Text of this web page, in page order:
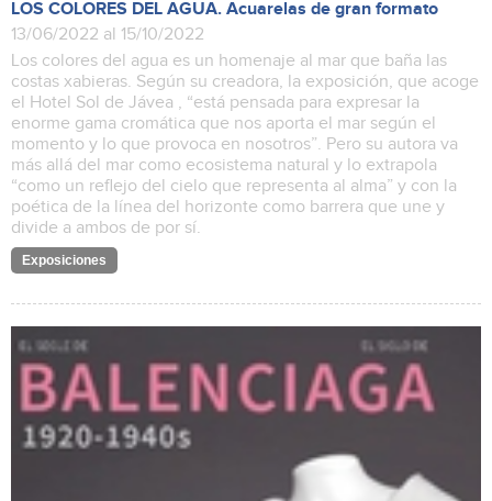
LOS COLORES DEL AGUA. Acuarelas de gran formato
13/06/2022 al 15/10/2022
Los colores del agua es un homenaje al mar que baña las
costas xabieras. Según su creadora, la exposición, que acoge
el Hotel Sol de Jávea , “está pensada para expresar la
enorme gama cromática que nos aporta el mar según el
momento y lo que provoca en nosotros”. Pero su autora va
más allá del mar como ecosistema natural y lo extrapola
“como un reflejo del cielo que representa al alma” y con la
poética de la línea del horizonte como barrera que une y
divide a ambos de por sí.
Exposiciones